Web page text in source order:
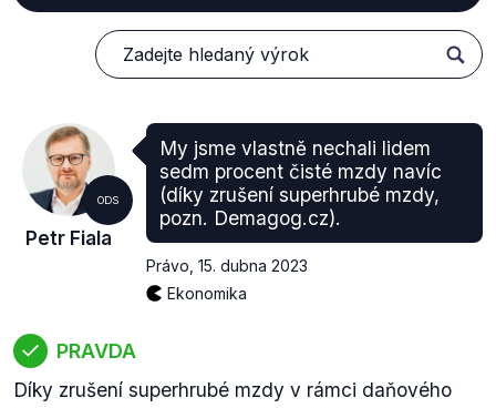
ODS
Petr Fiala
My jsme vlastně nechali lidem
sedm procent čisté mzdy navíc
(díky zrušení superhrubé mzdy,
pozn. Demagog.cz).
Právo 15. dubna 2023
Ekonomika
PRAVDA
Díky zrušení superhrubé mzdy v rámci daňového